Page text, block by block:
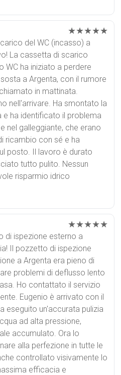
★★★★★
del WC (incasso) a
La cassetta di scarico
WC ha iniziato a perdere
a Argenta, con il rumore
in mattinata.
nell'arrivare. Ha smontato la
ha identificato il problema
nel galleggiante, che erano
ricambio con sé e ha
posto. Il lavoro è durato
tutto pulito. Nessun
risparmio idrico
★★★★★
di ispezione esterno a
Il pozzetto di ispezione
a Argenta era pieno di
problemi di deflusso lento
Ho contattato il servizio
Eugenio è arrivato con il
eseguito un'accurata pulizia
ad alta pressione,
accumulato. Ora lo
alla perfezione in tutte le
controllato visivamente lo
efficacia e